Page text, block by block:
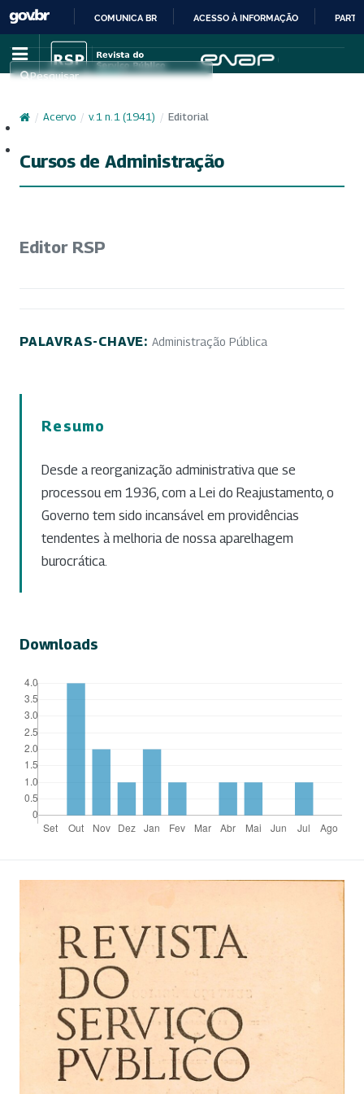
IR
PARA
CONTEÚDO
COMUNICA BR ACESSO À INFORMAÇÃO
Pesquisar
/ Acervo / v. 1 n. 1 (1941) / Editorial
Cursos de Administração
Editor RSP
PALAVRAS-CHAVE: Administração Pública
Resumo
Desde a reorganização administrativa que se
processou em 1936, com a Lei do Reajustamento, o
Governo tem sido incansável em providências
tendentes à melhoria de nossa aparelhagem
burocrática.
Downloads